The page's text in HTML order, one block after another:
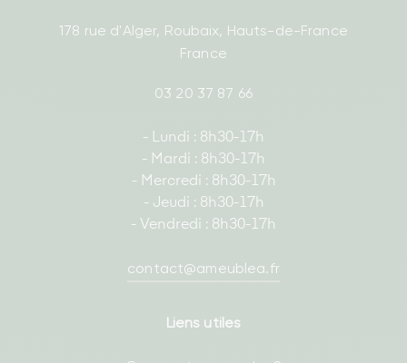
178 rue d'Alger, Roubaix, Hauts-de-France
France
03 20 37 87 66
- Lundi : 8h30-17h
- Mardi : 8h30-17h
- Mercredi : 8h30-17h
- Jeudi : 8h30-17h
- Vendredi : 8h30-17h
contact@ameublea.fr
Liens utiles